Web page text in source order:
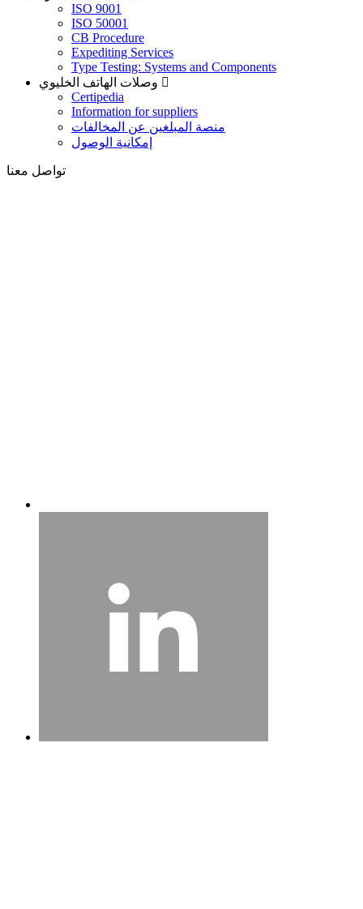
ISO 9001
ISO 50001
CB Procedure
Expediting Services
Type Testing: Systems and Components
Certipedia
Information for suppliers
منصة المبلغين عن المخالفات
إمكانية الوصول
تواصل معنا